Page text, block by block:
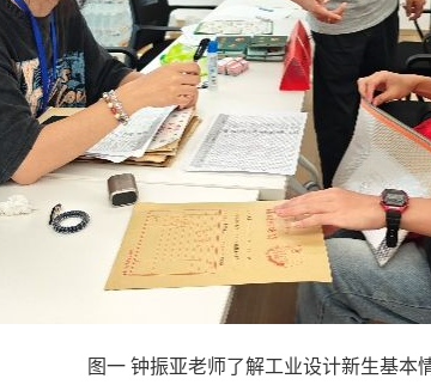
图一 钟振亚老师了解工业设计新生基本